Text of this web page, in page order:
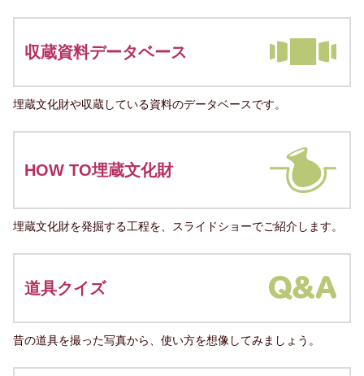
収蔵資料データベース
埋蔵文化財や収蔵している資料のデータベースです。
HOW TO埋蔵文化財
埋蔵文化財を発掘する工程を、スライドショーでご紹介します。
道具クイズ
昔の道具を撮った写真から、使い方を想像してみましょう。